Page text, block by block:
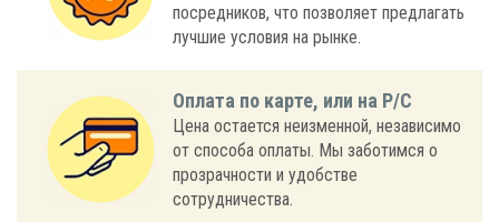
посредников, что позволяет предлагать
лучшие условия на рынке.
Оплата по карте, или на Р/С
Цена остается неизменной, независимо
от способа оплаты. Мы заботимся о
прозрачности и удобстве
сотрудничества.